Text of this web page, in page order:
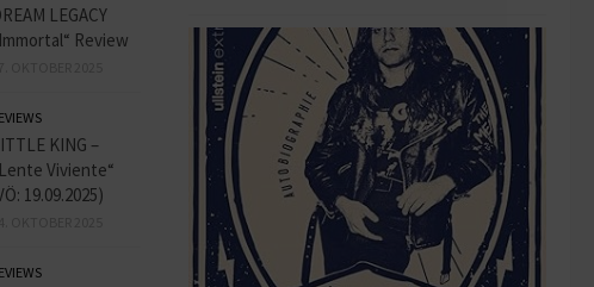
LEGACY
Review
KING –
Viviente“
19.09.2025)